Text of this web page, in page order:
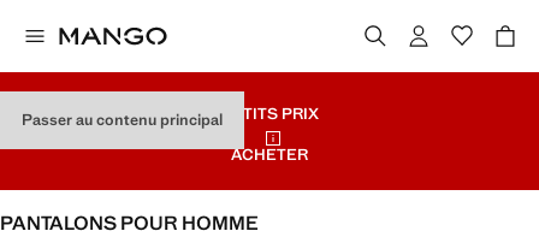
Passer au contenu principalPETITS PRIX
ACHETER
PANTALONS POUR HOMME